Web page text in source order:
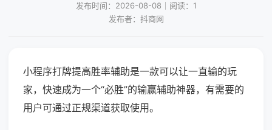
发布时间：2026-08-08｜阅读：1
发布者：抖商网
小程序打牌提高胜率辅助是一款可以让一直输的玩
家，快速成为一个“必胜”的输赢辅助神器，有需要的
用户可通过正规渠道获取使用。